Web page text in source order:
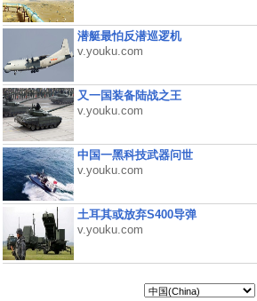
潜艇最怕反潜巡逻机
v.youku.com
又一国装备陆战之王
v.youku.com
中国一黑科技武器问世
v.youku.com
土耳其或放弃S400导弹
v.youku.com